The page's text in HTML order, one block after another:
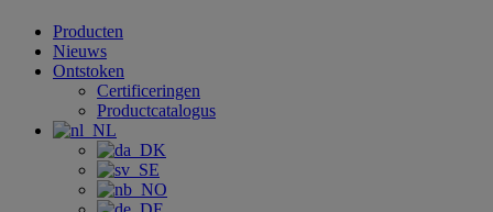
Producten
Nieuws
Ontstoken
Certificeringen
Productcatalogus